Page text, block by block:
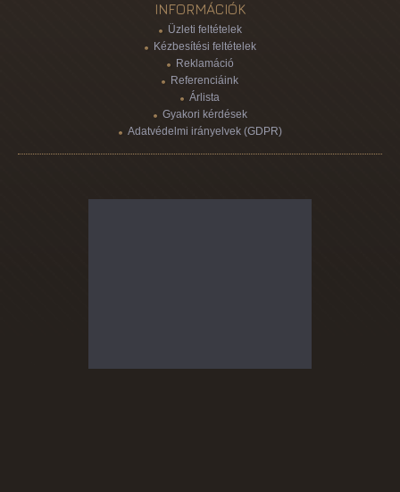
INFORMÁCIÓK
Üzleti feltételek
Kézbesítési feltételek
Reklamáció
Referenciáink
Árlista
Gyakori kérdések
Adatvédelmi irányelvek (GDPR)